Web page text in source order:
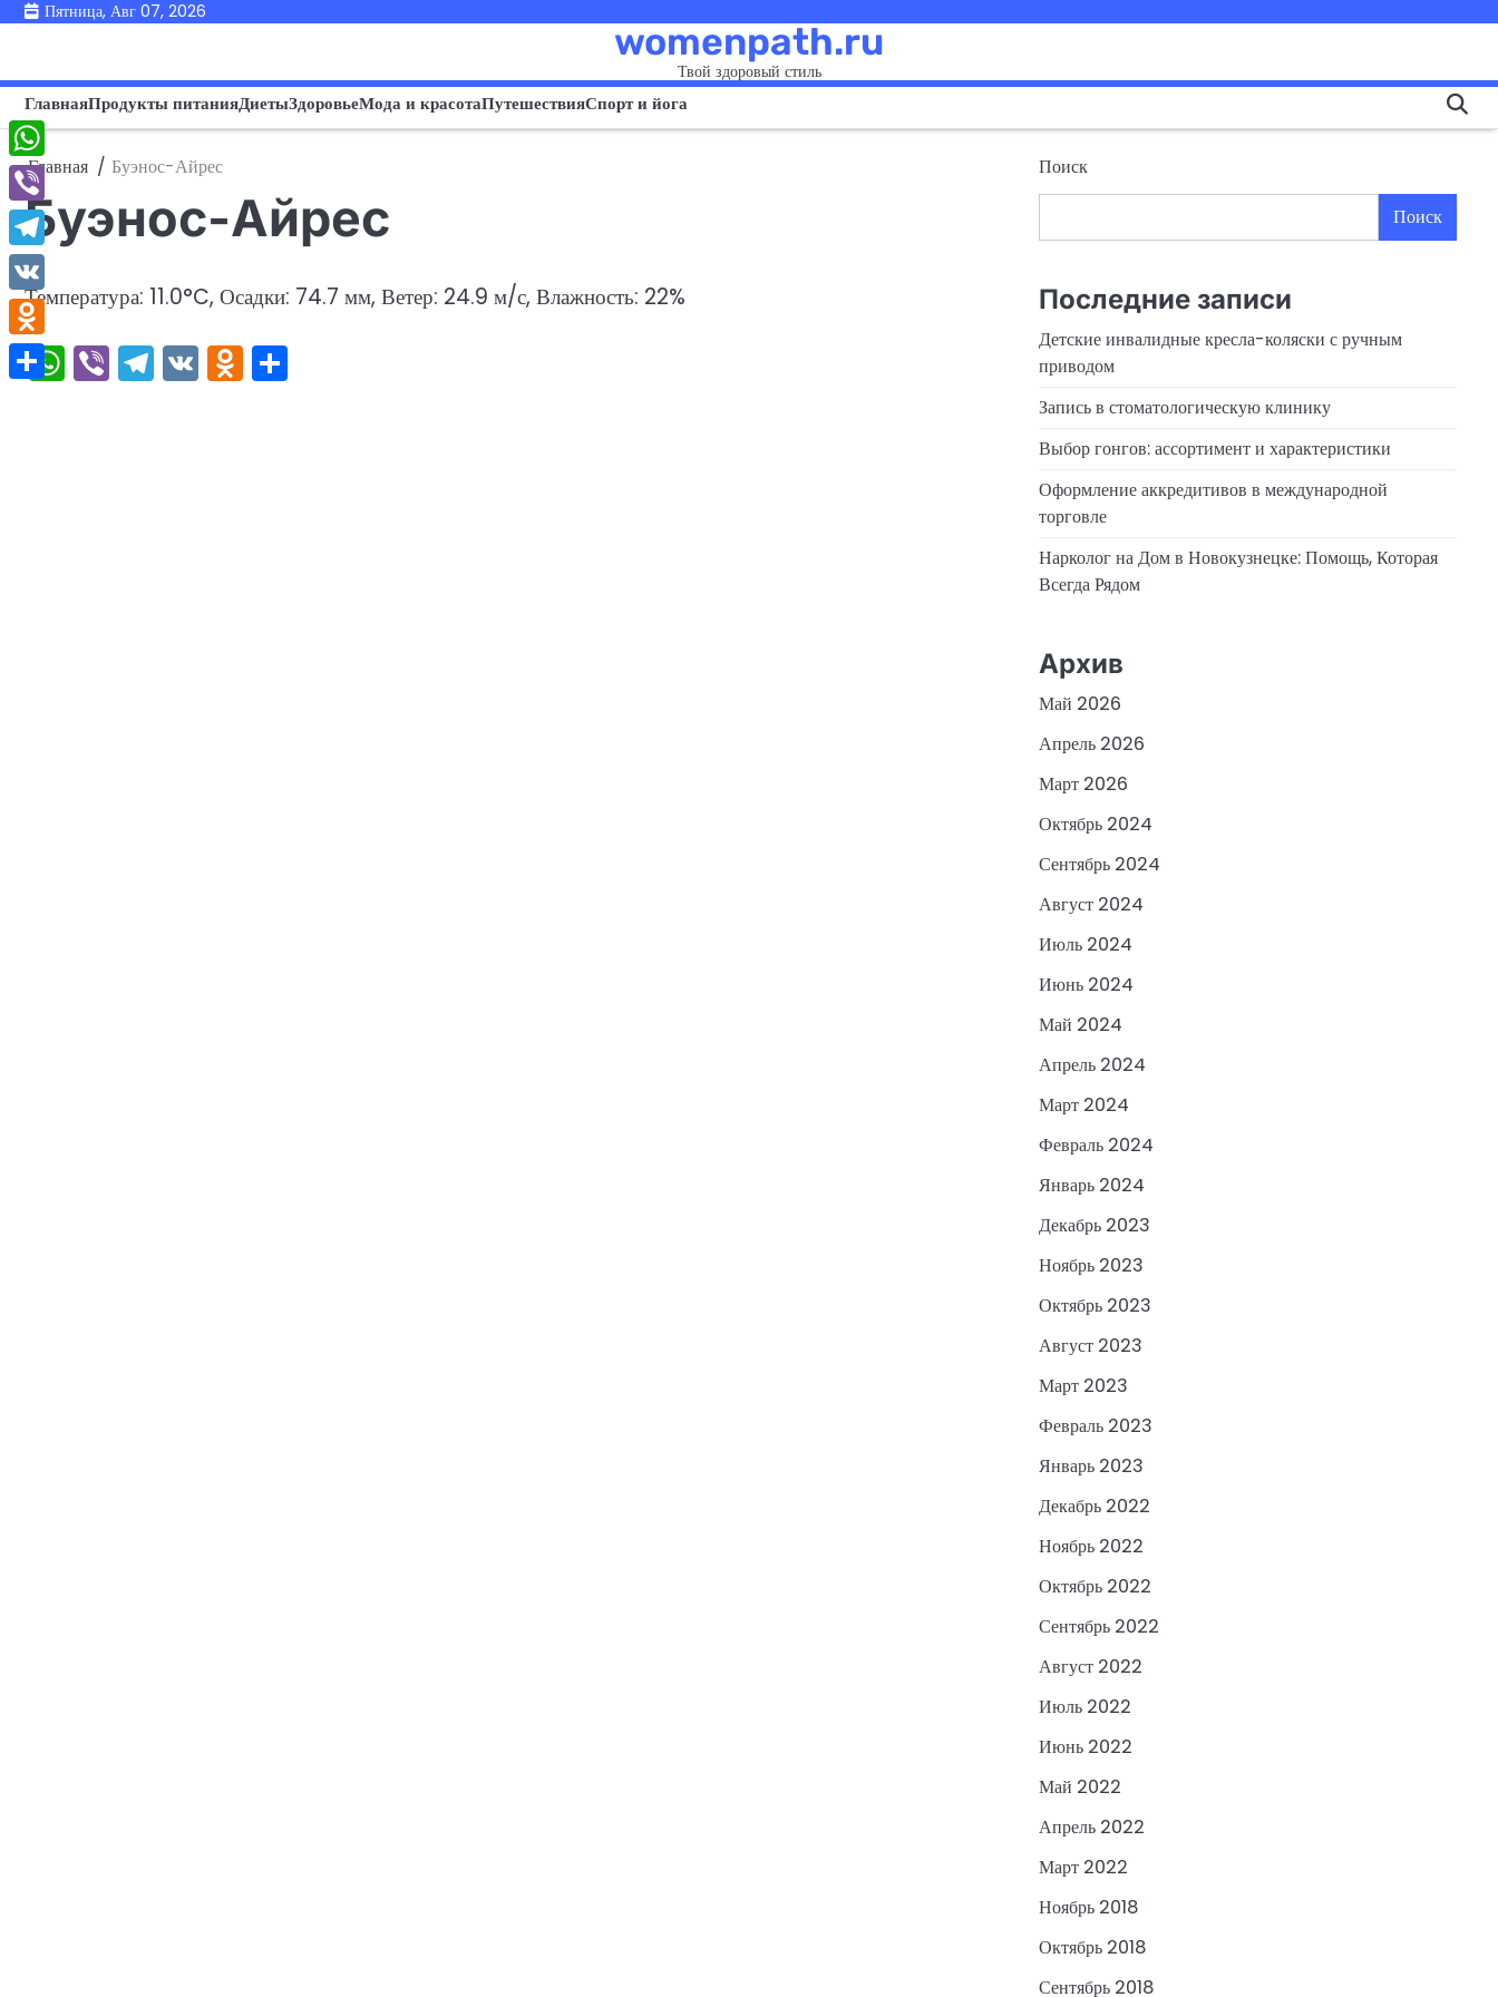
ПерейтиПятница, Авг 07, 2026
womenpath.ru
Твой здоровый стиль
ГлавнаяПродукты питанияДиетыЗдоровьеМода и красотаПутешествияСпорт и йога
Главная Буэнос-Айрес
Буэнос-Айрес
Температура: 11.0°C, Осадки: 74.7 мм, Ветер: 24.9 м/с, Влажность: 22%
WhatsApp
ViberTelegram
VKOdnoklassniki
Поиск
Поиск
Последние записи
Детские инвалидные кресла-коляски с ручным
приводом
Запись в стоматологическую клинику
Выбор гонгов: ассортимент и характеристики
Оформление аккредитивов в международной
торговле
Нарколог на Дом в Новокузнецке: Помощь, Которая
Всегда Рядом
Архив
Май 2026
Апрель 2026
Март 2026
Октябрь 2024
Сентябрь 2024
Август 2024
Июль 2024
Июнь 2024
Май 2024
Апрель 2024
Март 2024
Февраль 2024
Январь 2024
Декабрь 2023
Ноябрь 2023
Октябрь 2023
Август 2023
Март 2023
Февраль 2023
Январь 2023
Декабрь 2022
Ноябрь 2022
Октябрь 2022
Сентябрь 2022
Август 2022
Июль 2022
Июнь 2022
Май 2022
Апрель 2022
Март 2022
Ноябрь 2018
Октябрь 2018
Сентябрь 2018
WhatsApp
Viber
Telegram
VK
Odnoklassniki